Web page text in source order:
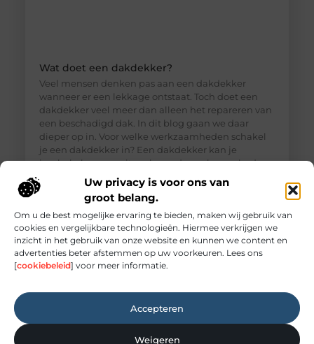
Uw privacy is voor ons van
groot belang.
Om u de best mogelijke ervaring te bieden, maken wij gebruik van
cookies en vergelijkbare technologieën. Hiermee verkrijgen we
inzicht in het gebruik van onze website en kunnen we content en
advertenties beter afstemmen op uw voorkeuren. Lees ons
[cookiebeleid] voor meer informatie.
Accepteren
Weigeren
Wat doet een dakdekker?
Veel mensen denken pas aan een dakdekker
wanneer er een lekkage ontstaat. Toch doet een
dakdekker veel meer dan alleen het repareren van
een beschadigd dak. In dit blog gaan we daar
dieper op in. Voor welke werkzaamheden schakel
je een dakdekker in? Een dakdekker kan je
inschakelen voor uiteenlopende werkzaamheden,
zoals: · Het opsporen en repareren